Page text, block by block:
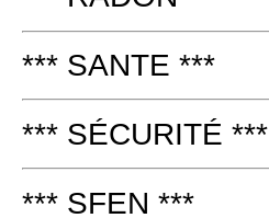
*** SANTE ***
*** SÉCURITÉ ***
*** SFEN ***